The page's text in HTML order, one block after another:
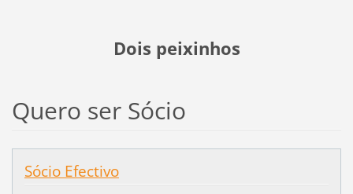
Dois peixinhos
Quero ser Sócio
Sócio Efectivo